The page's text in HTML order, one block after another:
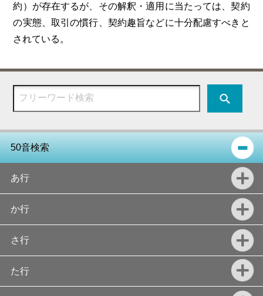
約）が存在するが、その解釈・適用に当たっては、契約
の実態、取引の慣行、契約趣旨などに十分配慮すべきと
されている。
50音検索
あ行
か行
さ行
た行